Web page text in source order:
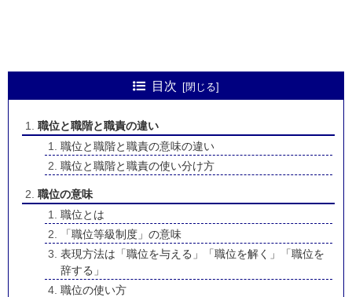
目次
職位と職階と職責の違い
職位と職階と職責の意味の違い
職位と職階と職責の使い分け方
職位の意味
職位とは
「職位等級制度」の意味
表現方法は「職位を与える」「職位を解く」「職位を
辞する」
職位の使い方